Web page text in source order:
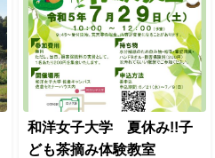
和洋女子大学 夏休み!!子
ども茶摘み体験教室